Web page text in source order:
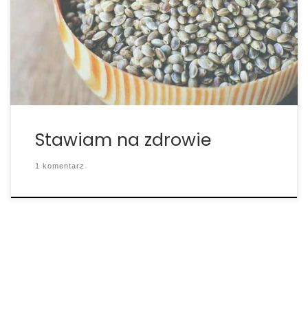
konopi i pod taką właśnie postacią można je
najłatwiej znaleźć. Można je oczywiście je
konsumować w tej formie (i taką właśnie formę my
preferujemy), ale także często […]
Stawiam na zdrowie
1 komentarz